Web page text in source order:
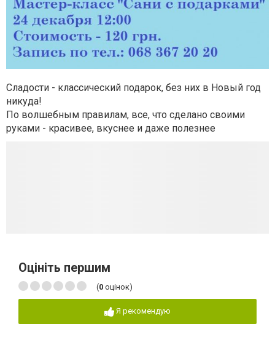
Сладости - классический подарок, без них в Новый год
никуда!
По волшебным правилам, все, что сделано своими
руками - красивее, вкуснее и даже полезнее
Оцініть першим
(0 оцінок)
Я рекомендую